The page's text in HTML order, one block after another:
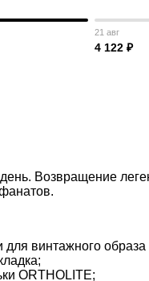
21 авг
4 122 ₽
Возвращение
винтажного образа
ORTHOLITE;